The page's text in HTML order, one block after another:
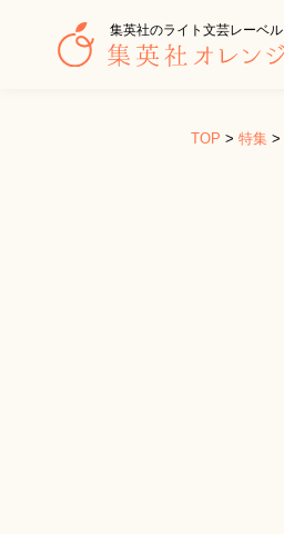
集英社のライト文芸レーベル
TOP > 特集 >